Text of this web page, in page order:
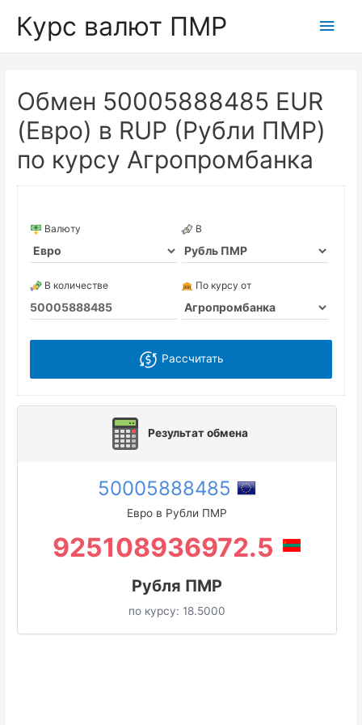
Курс валют ПМР
Обмен 50005888485 EUR
(Евро) в RUP (Рубли ПМР)
по курсу Агропромбанка
Валюту В
В количестве По курсу от
Рассчитать
Результат обмена
50005888485
Евро в Рубли ПМР
925108936972.5
Рубля ПМР
по курсу: 18.5000